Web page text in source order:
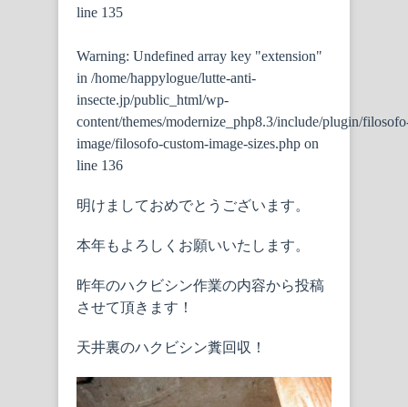
line 135
Warning: Undefined array key "extension"
in /home/happylogue/lutte-anti-
insecte.jp/public_html/wp-
content/themes/modernize_php8.3/include/plugin/
image/filosofo-custom-image-sizes.php on
line 136
明けましておめでとうございます。
本年もよろしくお願いいたします。
昨年のハクビシン作業の内容から投稿
させて頂きます！
天井裏のハクビシン糞回収！